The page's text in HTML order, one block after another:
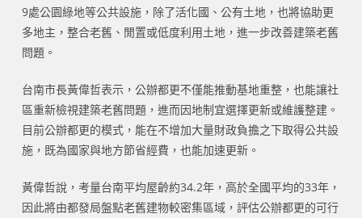
9處公園綠地等公共設施，除了活化國、公有土地，也將協助更
多地主，整合老舊、閒置或低度利用土地，進一步改善建築老舊
問題。
台南市長黃偉哲表示，公辦都更不僅能推動基地重整，也能讓社
區重新檢視建築老舊問題，進而因地制宜選擇更新或維護整建。
目前公辦都更的模式，能在不增加大量財政負擔之下取得公共設
施，既為國家與地方節省經費，也能加速更新。
黃偉哲說，考量台南平均屋齡約34.2年，高於全國平均的33年，
因此將由都發局盤點老舊建物較密集區域，評估公辦都更的可行